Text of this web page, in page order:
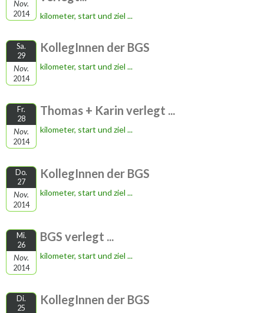
Nov.
2014 kilometer, start und ziel ...
Sa.
29
Nov.
2014
KollegInnen der BGS
kilometer, start und ziel ...
Fr.
28
Nov.
2014
Thomas + Karin verlegt ...
kilometer, start und ziel ...
Do.
27
Nov.
2014
KollegInnen der BGS
kilometer, start und ziel ...
Mi.
26
Nov.
2014
BGS verlegt ...
kilometer, start und ziel ...
Di.
25
KollegInnen der BGS